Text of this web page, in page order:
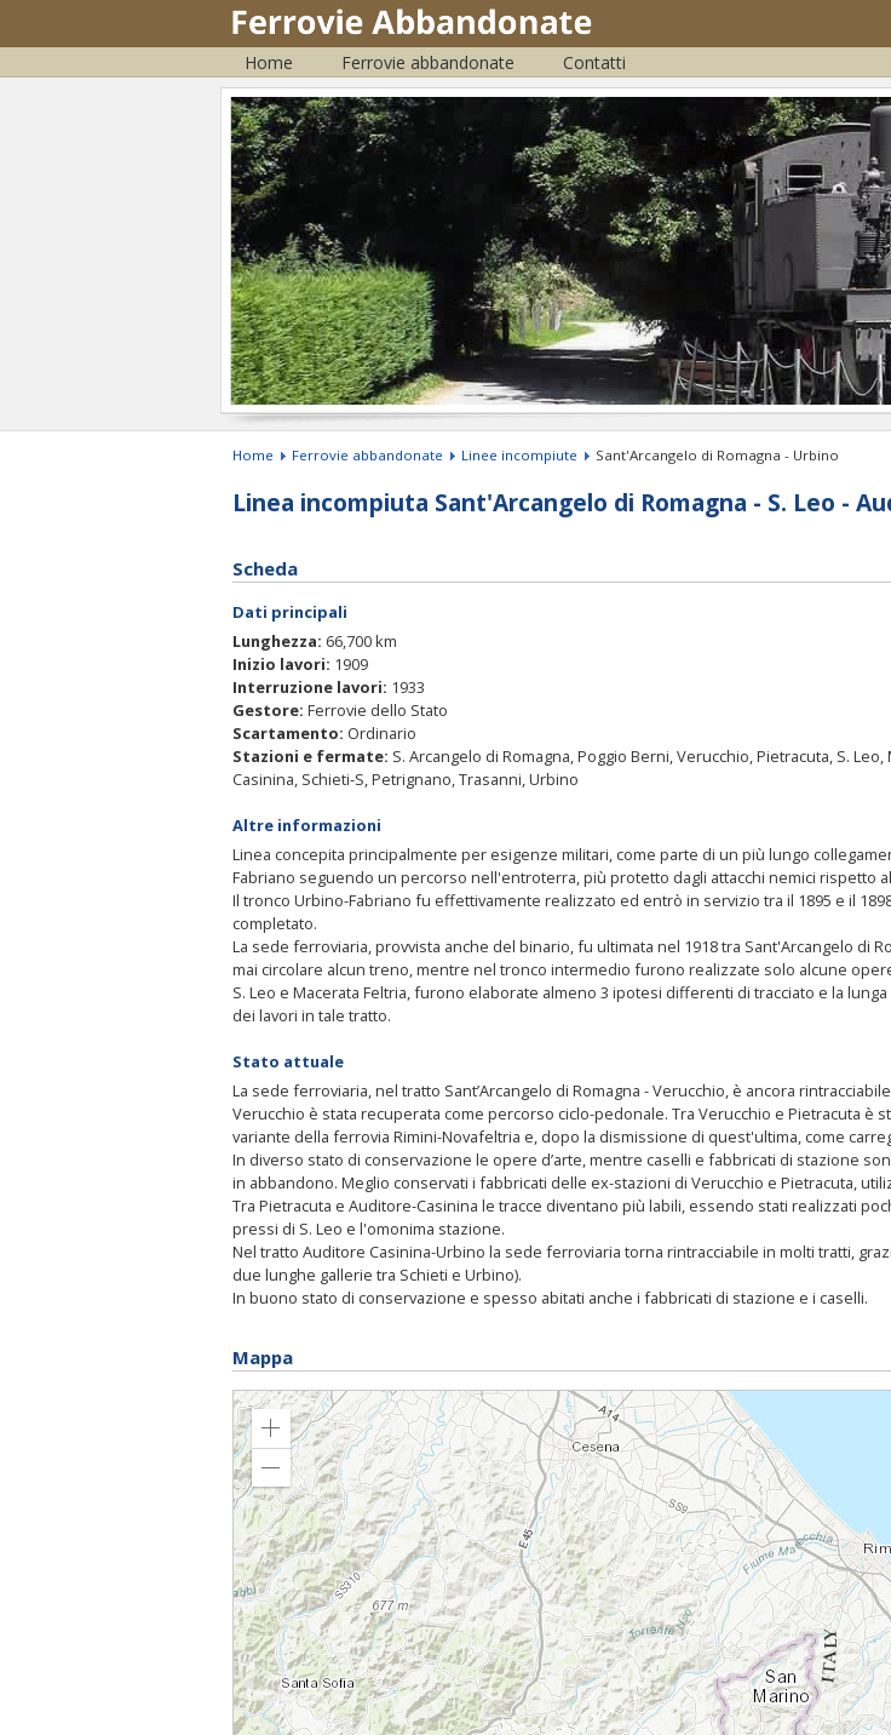
Home Ferrovie abbandonate Contatti
Home Ferrovie abbandonate Linee incompiute Sant'Arcangelo di Romagna - Urbino
Linea incompiuta Sant'Arcangelo di Romagna - S. Leo -
Scheda
Dati principali
Lunghezza: 66,700 km
Inizio lavori: 1909
Interruzione lavori: 1933
Gestore: Ferrovie dello Stato
Scartamento: Ordinario
Stazioni e fermate: S. Arcangelo di Romagna, Poggio Berni, Verucchio, Pietracuta, S.
Casinina, Schieti-S, Petrignano, Trasanni, Urbino
Altre informazioni
Linea concepita principalmente per esigenze militari, come parte di un più lungo
Fabriano seguendo un percorso nell'entroterra, più protetto dagli attacchi nemici rispetto
Il tronco Urbino-Fabriano fu effettivamente realizzato ed entrò in servizio tra il 1895 e il
completato.
La sede ferroviaria, provvista anche del binario, fu ultimata nel 1918 tra Sant'Arcangelo di
mai circolare alcun treno, mentre nel tronco intermedio furono realizzate solo alcune
S. Leo e Macerata Feltria, furono elaborate almeno 3 ipotesi differenti di tracciato e la
dei lavori in tale tratto.
Stato attuale
La sede ferroviaria, nel tratto Sant’Arcangelo di Romagna - Verucchio, è ancora
Verucchio è stata recuperata come percorso ciclo-pedonale. Tra Verucchio e Pietracuta è
variante della ferrovia Rimini-Novafeltria e, dopo la dismissione di quest'ultima, come
In diverso stato di conservazione le opere d’arte, mentre caselli e fabbricati di stazione
in abbandono. Meglio conservati i fabbricati delle ex-stazioni di Verucchio e Pietracuta,
Tra Pietracuta e Auditore-Casinina le tracce diventano più labili, essendo stati realizzati
pressi di S. Leo e l'omonima stazione.
Nel tratto Auditore Casinina-Urbino la sede ferroviaria torna rintracciabile in molti tratti,
due lunghe gallerie tra Schieti e Urbino).
In buono stato di conservazione e spesso abitati anche i fabbricati di stazione e i caselli.
Mappa